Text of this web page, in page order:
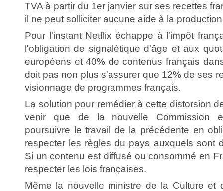
TVA à partir du 1er janvier sur ses recettes
il ne peut solliciter aucune aide à la
Pour l'instant Netflix échappe à l'impôt
l'obligation de signalétique d'âge et aux
européens et 40% de contenus français
doit pas non plus s'assurer que 12% de ses
visionnage de programmes français.
La solution pour remédier à cette distorsion
venir que de la nouvelle Commission
poursuivre le travail de la précédente en
respecter les règles du pays auxquels sont
Si un contenu est diffusé ou consommé en
respecter les lois françaises.
Même la nouvelle ministre de la Culture et